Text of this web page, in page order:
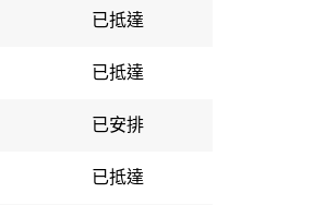
已抵達
已抵達
已安排
已抵達